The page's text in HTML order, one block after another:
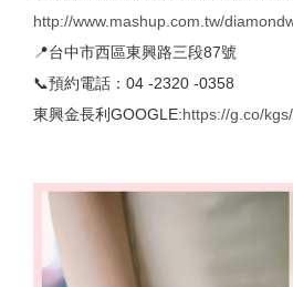
http://www.mashup.com.tw/
📍台中市西區東興路三段87號
📞預約電話：04 -2320 -0358
東興金長利GOOGLE:https://g.co/